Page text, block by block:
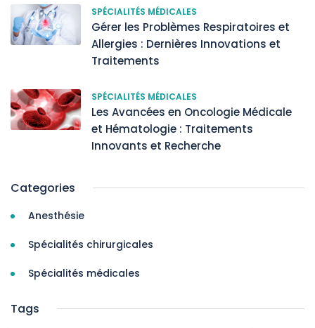
SPÉCIALITÉS MÉDICALES
Gérer les Problèmes Respiratoires et
Allergies : Dernières Innovations et
Traitements
SPÉCIALITÉS MÉDICALES
Les Avancées en Oncologie Médicale
et Hématologie : Traitements
Innovants et Recherche
Categories
Anesthésie
Spécialités chirurgicales
Spécialités médicales
Tags